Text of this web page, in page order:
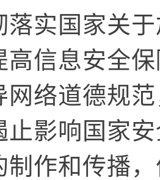
落实国家关
高信息安全
网络道德规
止影响国家
制作和传播